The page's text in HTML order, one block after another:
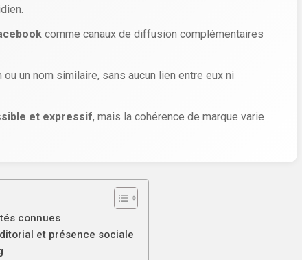
comme canaux de diffusion complémentaires
un nom similaire, sans aucun lien entre eux ni
et expressif, mais la cohérence de marque varie
connues
et présence sociale